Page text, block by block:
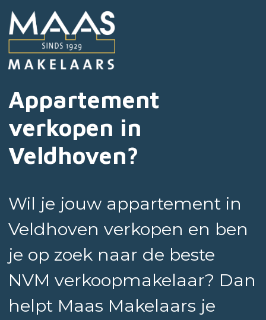
Appartement
verkopen in
Veldhoven?
Wil je jouw appartement in
Veldhoven verkopen en ben
je op zoek naar de beste
NVM verkoopmakelaar? Dan
helpt Maas Makelaars je